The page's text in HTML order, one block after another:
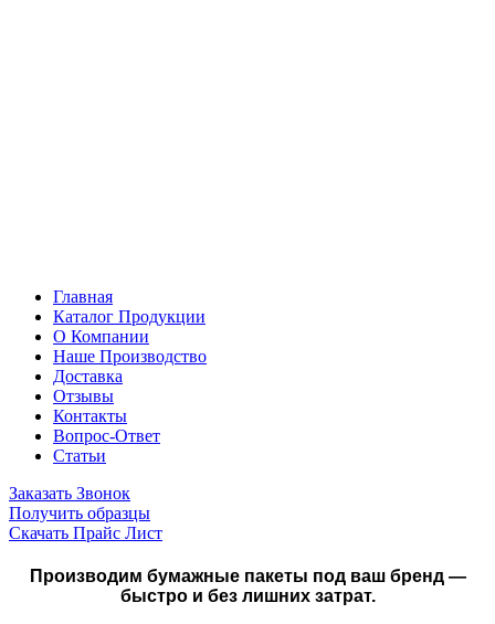
Главная
Каталог Продукции
О Компании
Наше Производство
Доставка
Отзывы
Контакты
Вопрос-Ответ
Статьи
Заказать Звонок
Получить образцы
Скачать Прайс Лист
Производим бумажные пакеты под ваш бренд —
быстро и без лишних затрат.